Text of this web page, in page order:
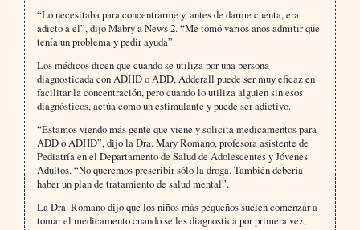
“Lo necesitaba para concentrarme y, antes de darme cuenta, era
adicto a él”, dijo Mabry a News 2. “Me tomó varios años admitir que
tenía un problema y pedir ayuda”.
Los médicos dicen que cuando se utiliza por una persona
diagnosticada con ADHD o ADD, Adderall puede ser muy eficaz en
facilitar la concentración, pero cuando lo utiliza alguien sin esos
diagnósticos, actúa como un estimulante y puede ser adictivo.
“Estamos viendo más gente que viene y solicita medicamentos para
ADD o ADHD”, dijo la Dra. Mary Romano, profesora asistente de
Pediatría en el Departamento de Salud de Adolescentes y Jóvenes
Adultos. “No queremos prescribir sólo la droga. También debería
haber un plan de tratamiento de salud mental”.
La Dra. Romano dijo que los niños más pequeños suelen comenzar a
tomar el medicamento cuando se les diagnostica por primera vez,